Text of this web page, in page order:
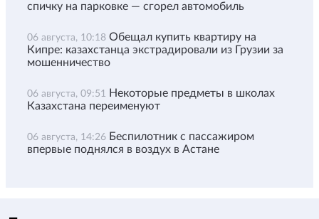
спичку на парковке — сгорел автомобиль
06 августа, 10:18 Обещал купить квартиру на
Кипре: казахстанца экстрадировали из Грузии за
мошенничество
06 августа, 09:51 Некоторые предметы в школах
Казахстана переименуют
06 августа, 14:26 Беспилотник с пассажиром
впервые поднялся в воздух в Астане